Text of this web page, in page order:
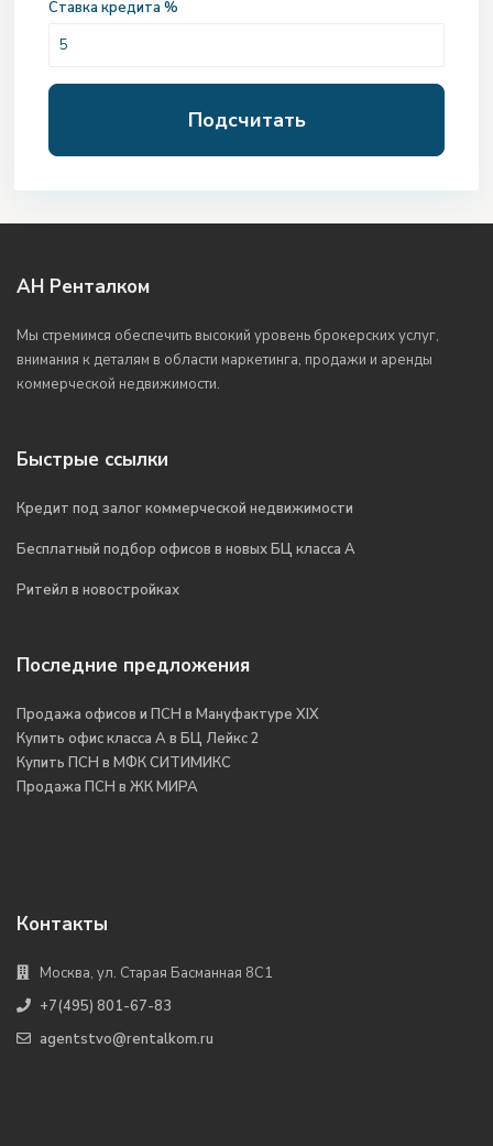
Ставка кредита %
Подсчитать
АН Ренталком
Мы стремимся обеспечить высокий уровень брокерских услуг,
внимания к деталям в области маркетинга, продажи и аренды
коммерческой недвижимости.
Быстрые ссылки
Кредит под залог коммерческой недвижимости
Бесплатный подбор офисов в новых БЦ класса А
Ритейл в новостройках
Последние предложения
Продажа офисов и ПСН в Мануфактуре XIX
Купить офис класса А в БЦ Лейкс 2
Купить ПСН в МФК СИТИМИКС
Продажа ПСН в ЖК МИРА
Контакты
Москва, ул. Старая Басманная 8С1
+7(495) 801-67-83
agentstvo@rentalkom.ru